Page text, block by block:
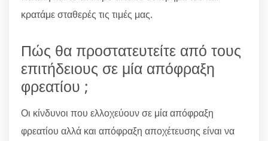
κρατάμε σταθερές τις τιμές μας.
Πώς θα προστατευτείτε από τους
επιτήδειους σε μία απόφραξη
φρεατίου ;
Οι κίνδυνοι που ελλοχεύουν σε μία απόφραξη
φρεατίου αλλά και απόφραξη αποχέτευσης είναι να